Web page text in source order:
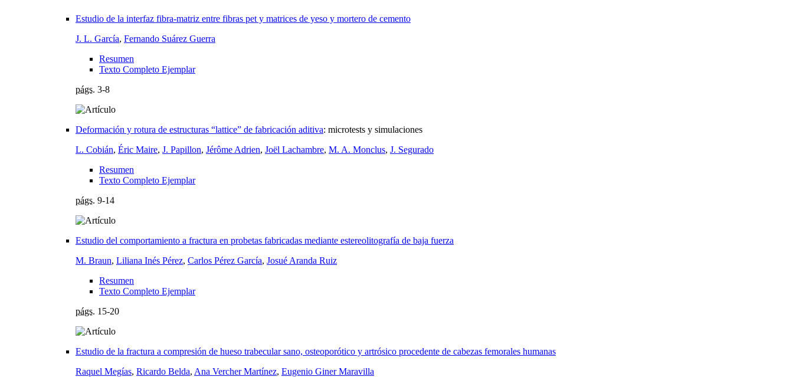
Estudio de la interfaz fibra-matriz entre fibras pet y matrices de yeso y mortero de cemento
J. L. García, Fernando Suárez Guerra
Resumen
Texto Completo Ejemplar
págs. 3-8
Deformación y rotura de estructuras “lattice” de fabricación aditiva: microtests y simulaciones
L. Cobián, Éric Maire, J. Papillon, Jérôme Adrien, Joël Lachambre, M. A. Monclus, J. Segurado
Resumen
Texto Completo Ejemplar
págs. 9-14
Estudio del comportamiento a fractura en probetas fabricadas mediante estereolitografía de baja fuerza
M. Braun, Liliana Inés Pérez, Carlos Pérez García, Josué Aranda Ruiz
Resumen
Texto Completo Ejemplar
págs. 15-20
Estudio de la fractura a compresión de hueso trabecular sano, osteoporótico y artrósico procedente de cabezas femorales humanas
Raquel Megías, Ricardo Belda, Ana Vercher Martínez, Eugenio Giner Maravilla